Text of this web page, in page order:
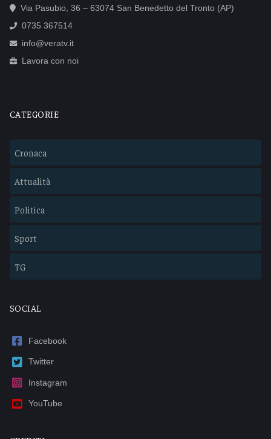
Via Pasubio, 36 – 63074 San Benedetto del Tronto (AP)
0735 367514
info@veratv.it
Lavora con noi
CATEGORIE
Cronaca
Attualità
Politica
Sport
TG
SOCIAL
Facebook
Twitter
Instagram
YouTube